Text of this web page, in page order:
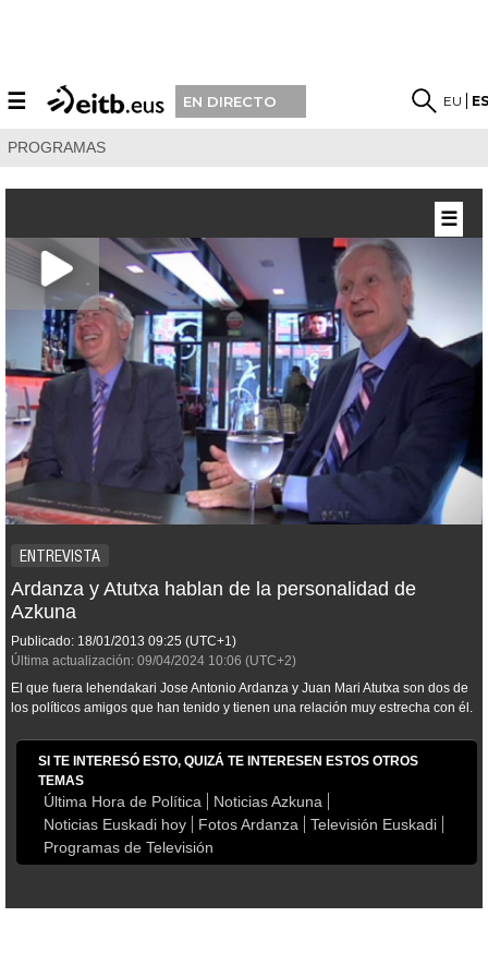
☰ EN DIRECTO EU
PROGRAMAS
ENTREVISTA
Ardanza y Atutxa hablan de la personalidad de
Azkuna
Publicado: 18/01/2013 09:25 (UTC+1)
Última actualización: 09/04/2024 10:06 (UTC+2)
El que fuera lehendakari Jose Antonio Ardanza y Juan Mari Atutxa son dos de
los políticos amigos que han tenido y tienen una relación muy estrecha con él.
SI TE INTERESÓ ESTO, QUIZÁ TE INTERESEN ESTOS OTROS
TEMAS
Última Hora de Política
Noticias Azkuna
Noticias Euskadi hoy
Fotos Ardanza
Televisión Euskadi
Programas de Televisión
☰